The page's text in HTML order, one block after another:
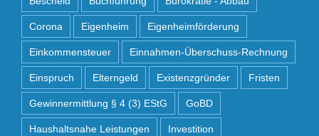
Corona Eigenheim Eigenheimförderung
Einkommensteuer Einnahmen-Überschuss-Rechnung
Einspruch Elterngeld Existenzgründer Fristen
Gewinnermittlung § 4 (3) EStG GoBD
Haushaltsnahe Leistungen Investition